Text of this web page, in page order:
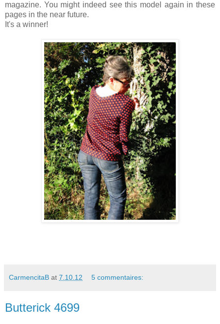
magazine. You might indeed see this model again in these
pages in the near future.
It's a winner!
CarmencitaB at 7.10.12 5 commentaires:
Butterick 4699